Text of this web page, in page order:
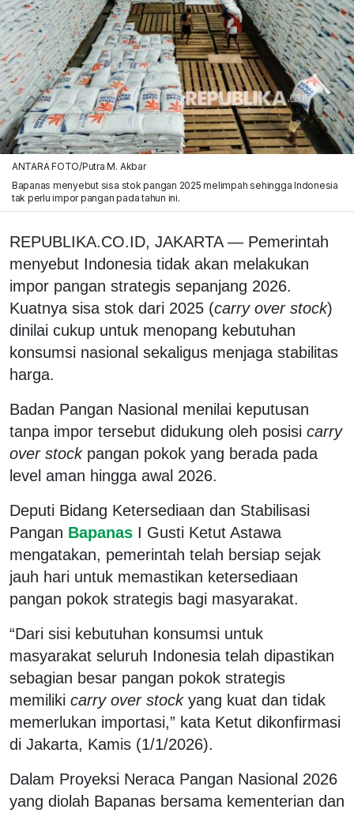
ANTARA FOTO/Putra M. Akbar
Bapanas menyebut sisa stok pangan 2025 melimpah sehingga Indonesia
tak perlu impor pangan pada tahun ini.
REPUBLIKA.CO.ID, JAKARTA — Pemerintah
menyebut Indonesia tidak akan melakukan
impor pangan strategis sepanjang 2026.
Kuatnya sisa stok dari 2025 (carry over stock)
dinilai cukup untuk menopang kebutuhan
konsumsi nasional sekaligus menjaga stabilitas
harga.
Badan Pangan Nasional menilai keputusan
tanpa impor tersebut didukung oleh posisi carry
over stockpangan pokok yang berada pada
level aman hingga awal 2026.
Deputi Bidang Ketersediaan dan Stabilisasi
Pangan Bapanas I Gusti Ketut Astawa
mengatakan, pemerintah telah bersiap sejak
jauh hari untuk memastikan ketersediaan
pangan pokok strategis bagi masyarakat.
“Dari sisi kebutuhan konsumsi untuk
masyarakat seluruh Indonesia telah dipastikan
sebagian besar pangan pokok strategis
memiliki carry over stockyang kuat dan tidak
memerlukan importasi,” kata Ketut dikonfirmasi
di Jakarta, Kamis (1/1/2026).
Dalam Proyeksi Neraca Pangan Nasional 2026
yang diolah Bapanas bersama kementerian dan